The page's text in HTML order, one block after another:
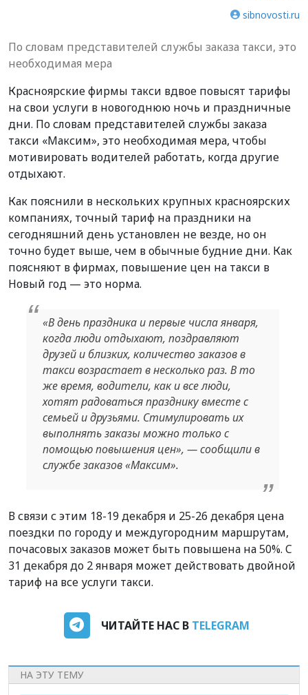
sibnovosti.ru
По словам представителей службы заказа такси, это
необходимая мера
Красноярские фирмы такси вдвое повысят тарифы
на свои услуги в новогоднюю ночь и праздничные
дни. По словам представителей службы заказа
такси «Максим», это необходимая мера, чтобы
мотивировать водителей работать, когда другие
отдыхают.
Как пояснили в нескольких крупных красноярских
компаниях, точный тариф на праздники на
сегодняшний день установлен не везде, но он
точно будет выше, чем в обычные будние дни. Как
поясняют в фирмах, повышение цен на такси в
Новый год — это норма.
«В день праздника и первые числа января,
когда люди отдыхают, поздравляют
друзей и близких, количество заказов в
такси возрастает в несколько раз. В то
же время, водители, как и все люди,
хотят радоваться празднику вместе с
семьей и друзьями. Стимулировать их
выполнять заказы можно только с
помощью повышения цен», — сообщили в
службе заказов «Максим».
В связи с этим 18-19 декабря и 25-26 декабря цена
поездки по городу и междугородним маршрутам,
почасовых заказов может быть повышена на 50%. C
31 декабря до 2 января может действовать двойной
тариф на все услуги такси.
ЧИТАЙТЕ НАС В TELEGRAM
НА ЭТУ ТЕМУ